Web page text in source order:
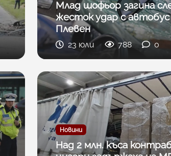
Млад шофьор загина
жесток удар с автобус
Плевен
23 юли 788 0
Новини
Над 2 млн. къса